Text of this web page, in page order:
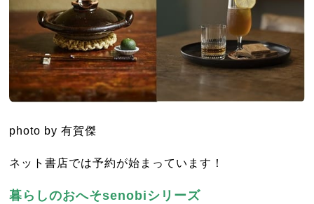
photo by 有賀傑
ネット書店では予約が始まっています！
暮らしのおへそsenobiシリーズ